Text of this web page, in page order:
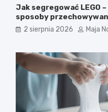
Jak segregować LEGO
sposoby
2 sierpnia 2026 Maja